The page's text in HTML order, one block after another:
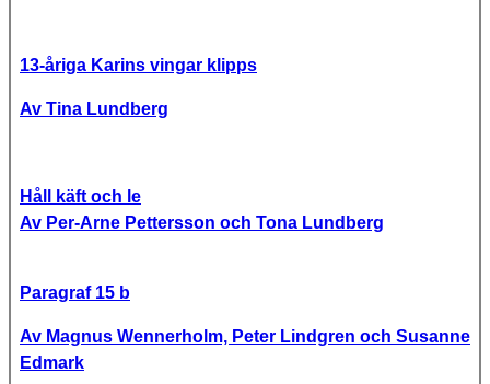
13-åriga Karins vingar klipps
Av Tina Lundberg
Håll käft och le
Av Per-Arne Pettersson och Tona Lundberg
Paragraf 15 b
Av Magnus Wennerholm, Peter Lindgren och Susanne
Edmark